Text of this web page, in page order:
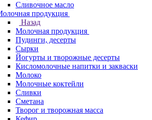
Сливочное масло
продукция
Назад
Молочная продукция
Пудинги, десерты
Сырки
Йогурты и творожные десерты
Кисломолочные напитки и закваски
Молоко
Молочные коктейли
Сливки
Сметана
Творог и творожная масса